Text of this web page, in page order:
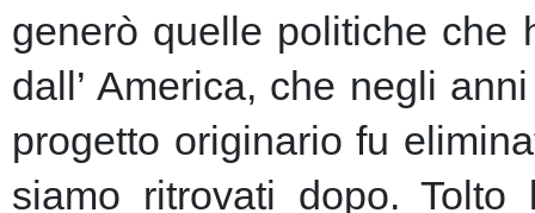
generò quelle politiche che
dall’ America, che negli
progetto originario fu
siamo ritrovati dopo.